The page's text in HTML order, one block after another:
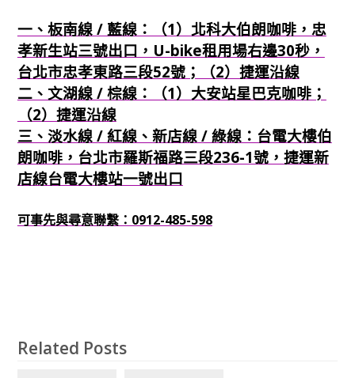
一、板南線 / 藍線：（1）北科大伯朗咖啡，忠
孝新生站三號出口，U-bike租用場右邊30秒，
台北市忠孝東路三段52號；（2）捷運沿線
二、文湖線 / 棕線：（1）大安站星巴克咖啡；
（2）捷運沿線
三、淡水線 / 紅線、新店線 / 綠線：台電大樓伯
朗咖啡，台北市羅斯福路三段236-1號，捷運新
店線台電大樓站一號出口
可事先與尋意聯繫：0912-485-598
Related Posts